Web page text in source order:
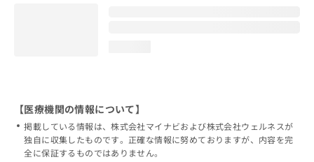
【医療機関の情報について】
掲載している情報は、株式会社マイナビおよび株式会社ウェルネスが
独自に収集したものです。正確な情報に努めておりますが、内容を完
全に保証するものではありません。